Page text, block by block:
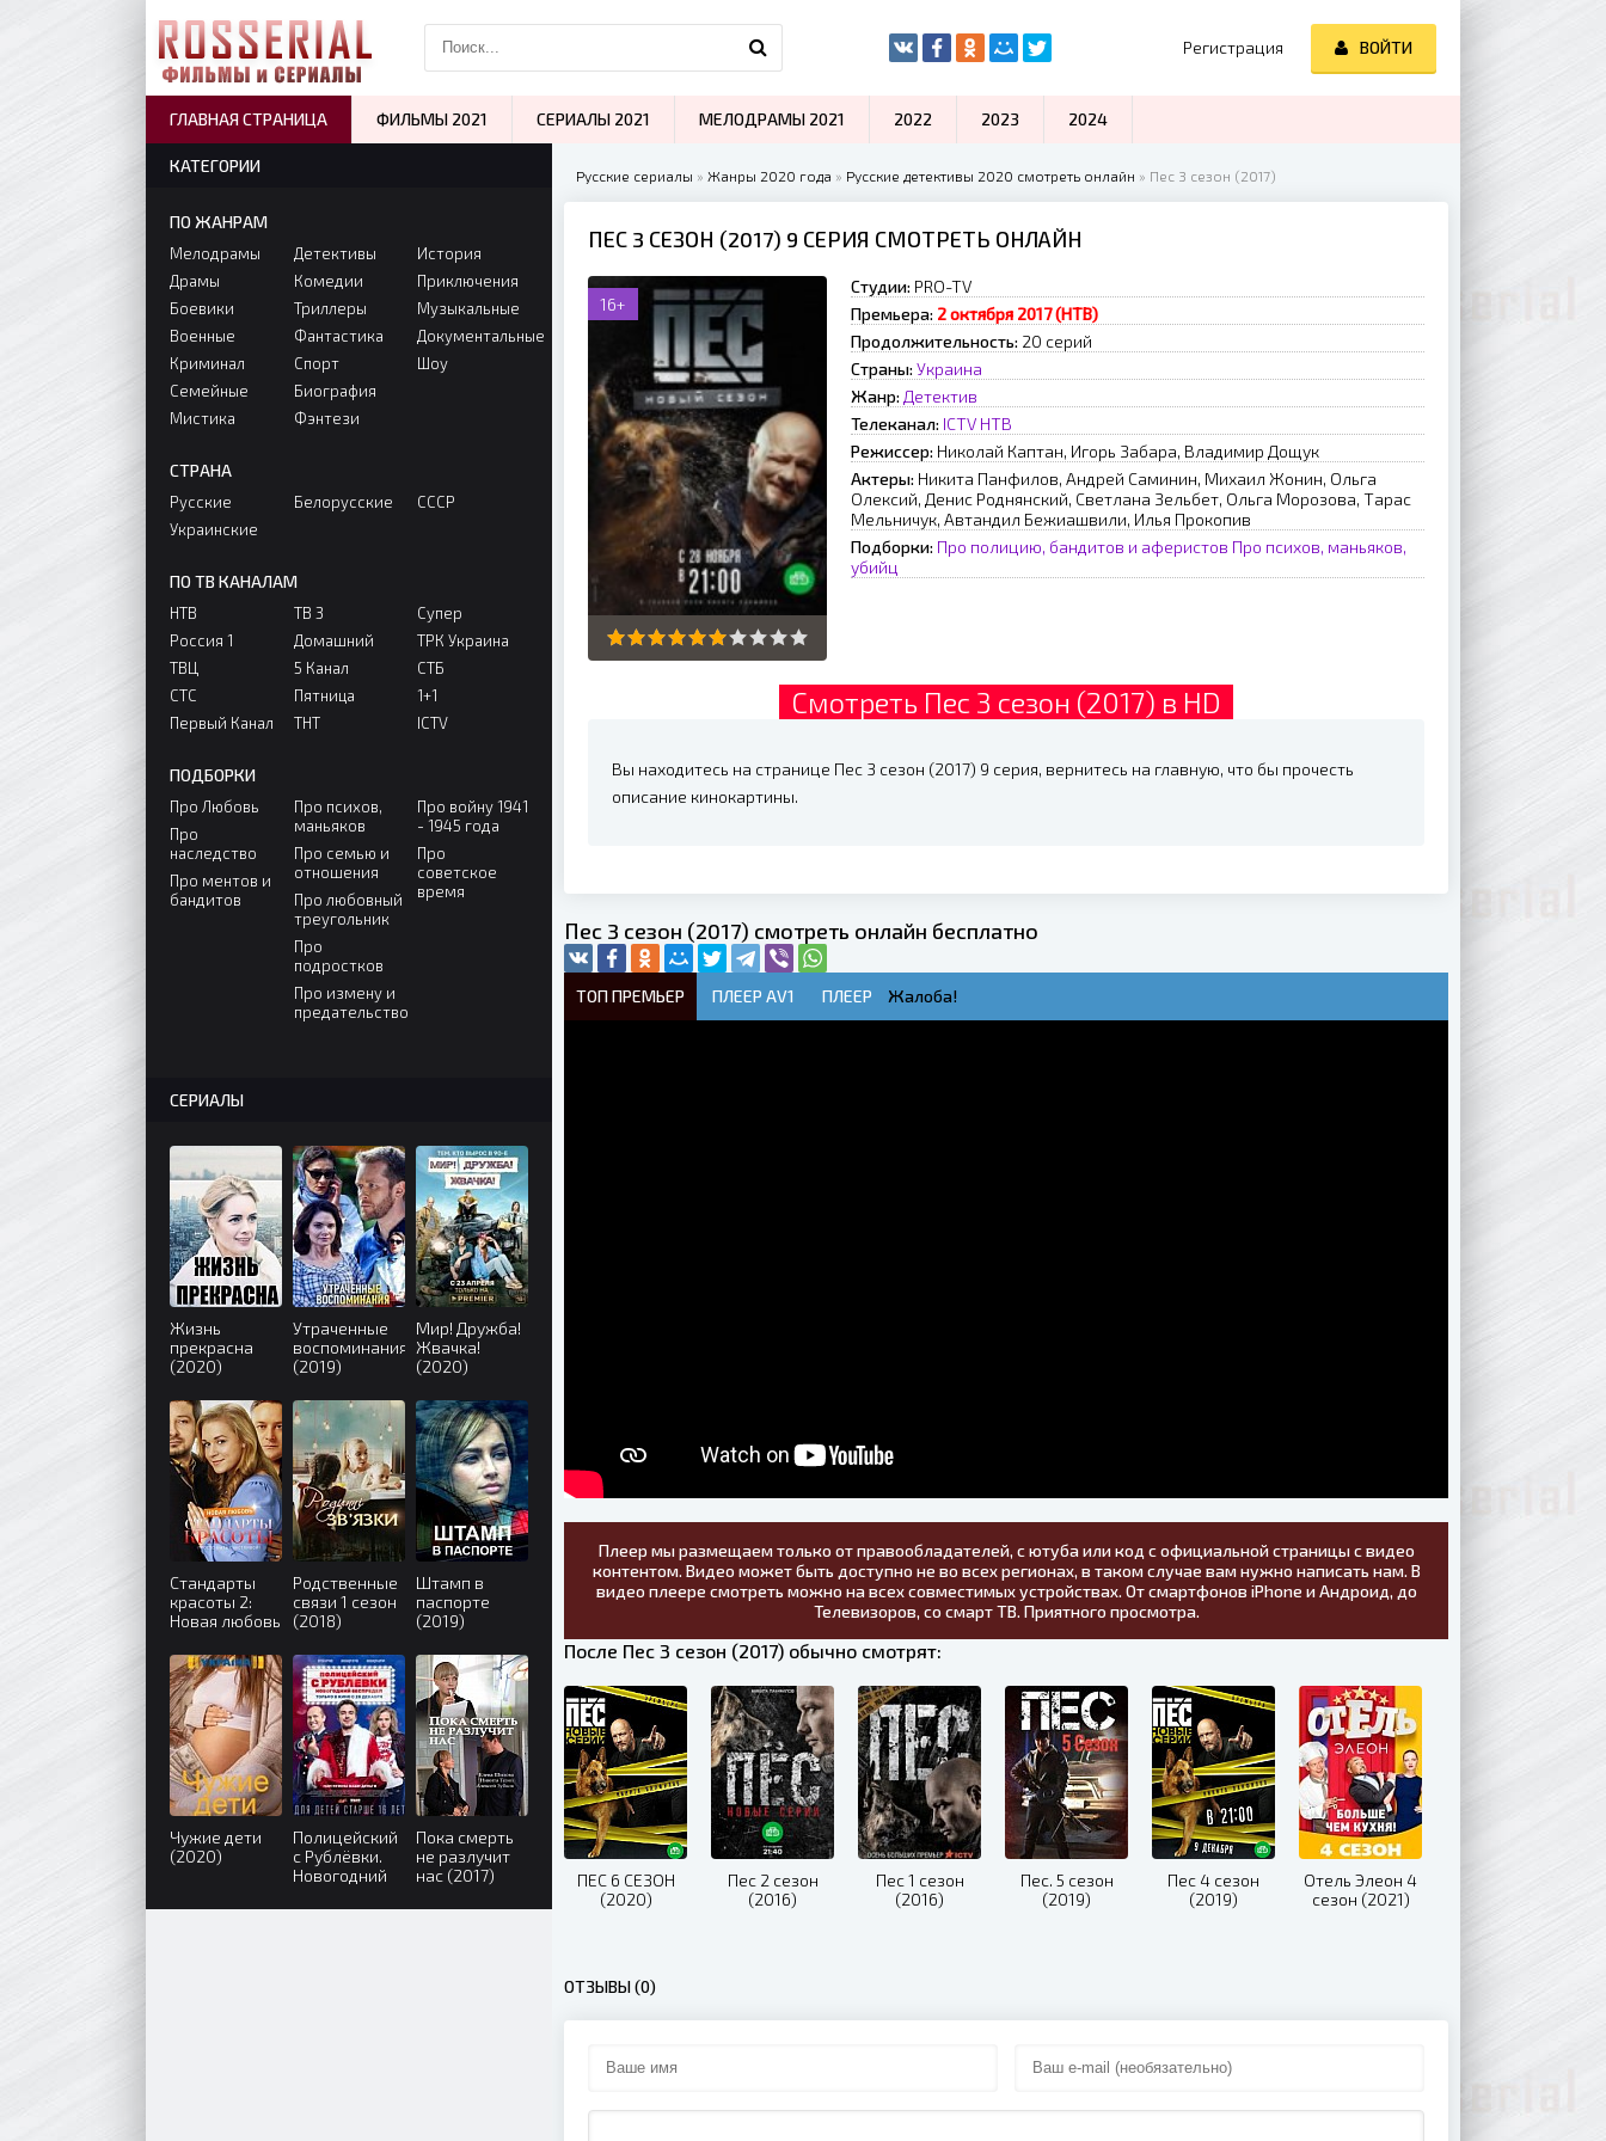
Русские сериалы » Жанры 2020 года » Русские детективы 2020 смотреть онлайн » Пес 3 сезон (2017)
ПЕС 3 СЕЗОН (2017) 9 СЕРИЯ СМОТРЕТЬ ОНЛАЙН
16+
Студии: PRO-TV
Премьера: 2 октября 2017 (НТВ)
Продолжительность: 20 серий
Страны: Украина
Жанр: Детектив
Телеканал: ICTV НТВ
Режиссер: Николай Каптан, Игорь Забара, Владимир Дощук
Актеры: Никита Панфилов, Андрей Саминин, Михаил Жонин, Ольга
Олексий, Денис Роднянский, Светлана Зельбет, Ольга Морозова, Тарас
Мельничук, Автандил Бежиашвили, Илья Прокопив
Подборки: Про полицию, бандитов и аферистов Про психов, маньяков,
убийц
Смотреть Пес 3 сезон (2017) в HD
Вы находитесь на странице Пес 3 сезон (2017) 9 серия, вернитесь на главную, что бы прочесть
описание кинокартины.
Пес 3 сезон (2017) смотреть онлайн бесплатно
ТОП ПРЕМЬЕР ПЛЕЕР AV1 ПЛЕЕР Жалоба!
Плеер мы размещаем только от правообладателей, с ютуба или код с официальной страницы с видео
контентом. Видео может быть доступно не во всех регионах, в таком случае вам нужно написать нам. В
видео плеере смотреть можно на всех совместимых устройствах. От смартфонов iPhone и Андроид, до
Телевизоров, со смарт ТВ. Приятного просмотра.
После Пес 3 сезон (2017) обычно смотрят:
ПЕС 6 СЕЗОН
(2020)
Пес 2 сезон
(2016)
Пес 1 сезон
(2016)
Пес. 5 сезон
(2019)
Пес 4 сезон
(2019)
Отель Элеон 4
сезон (2021)
ОТЗЫВЫ (0)
КАТЕГОРИИ
ПО ЖАНРАМ
Мелодрамы
Драмы
Боевики
Военные
Криминал
Семейные
Мистика
Детективы
Комедии
Триллеры
Фантастика
Спорт
Биография
Фэнтези
История
Приключения
Музыкальные
Документальные
Шоу
СТРАНА
Русские
Украинские
Белорусские СССР
ПО ТВ КАНАЛАМ
НТВ
Россия 1
ТВЦ
СТС
Первый Канал
ТВ 3
Домашний
5 Канал
Пятница
ТНТ
Супер
ТРК Украина
СТБ
1+1
ICTV
ПОДБОРКИ
Про Любовь
Про
наследство
Про ментов и
бандитов
Про психов,
маньяков
Про семью и
отношения
Про любовный
треугольник
Про
подростков
Про измену и
предательство
Про войну 1941
- 1945 года
Про
советское
время
СЕРИАЛЫ
Жизнь
прекрасна
(2020)
Утраченные
воспоминания
(2019)
Мир! Дружба!
Жвачка!
(2020)
Стандарты
красоты 2:
Новая любовь
Родственные
связи 1 сезон
(2018)
Штамп в
паспорте
(2019)
Чужие дети
(2020)
Полицейский
с Рублёвки.
Новогодний
(2018)
Пока смерть
не разлучит
нас (2017)
Регистрация ВОЙТИ
ГЛАВНАЯ СТРАНИЦА ФИЛЬМЫ 2021 СЕРИАЛЫ 2021 МЕЛОДРАМЫ 2021 2022 2023 2024